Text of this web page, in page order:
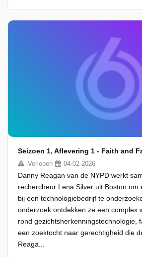
Seizoen 1, Aflevering 1 - Faith and
Verlopen 04-02-2026
Danny Reagan van de NYPD werkt
rechercheur Lena Silver uit Boston om
bij een technologiebedrijf te
onderzoek ontdekken ze een complex
rond gezichtsherkenningstechnologie,
een zoektocht naar gerechtigheid die
Reaga...